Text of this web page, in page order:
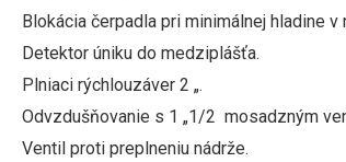
Blokácia čerpadla pri minimálnej hladine
Detektor úniku do medziplášťa.
Plniaci rýchlouzáver 2 „.
Odvzdušňovanie s 1 „1/2 mosadzným
Ventil proti preplneniu nádrže.